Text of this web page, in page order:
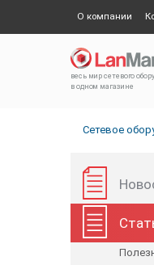
О компании
весь мир сетевого
в одном магазине
Сетевое